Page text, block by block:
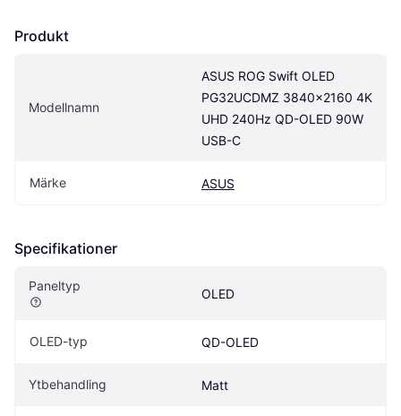
Produkt
Modellnamn
ASUS ROG Swift OLED
PG32UCDMZ 3840x2160 4K
UHD 240Hz QD-OLED 90W
USB-C
Märke ASUS
Specifikationer
Paneltyp
OLED
OLED-typ QD-OLED
Ytbehandling Matt